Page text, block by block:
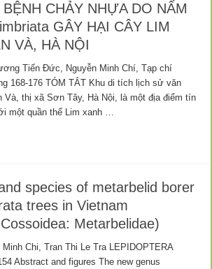
CHẢY NHỰA DO NẤM
GÂY HẠI CÂY LIM
VÀ, HÀ NỘI
Tiến Đức, Nguyễn Minh Chí, Tạp chí
168-176 TÓM TẮT Khu di tích lịch sử văn
Và, thị xã Sơn Tây, Hà Nội, là một địa điểm tín
một quần thể Lim xanh …
species of metarbelid borer
trees in Vietnam
Metarbelidae)
Chi, Tran Thi Le Tra LEPIDOPTERA
Abstract and figures The new genus